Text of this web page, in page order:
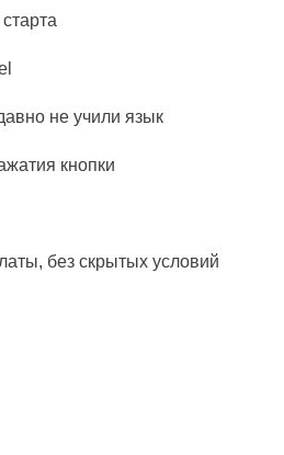
не учили язык
кнопки
без скрытых условий